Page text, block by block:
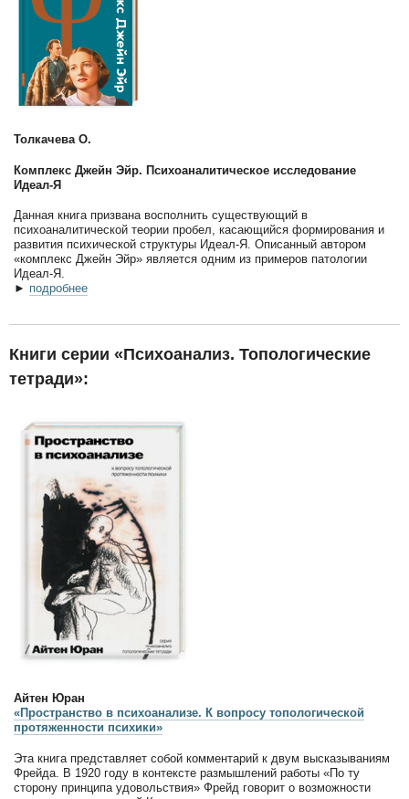
Толкачева О.
Комплекс Джейн Эйр. Психоаналитическое исследование
Идеал-Я
Данная книга призвана восполнить существующий в
психоаналитической теории пробел, касающийся формирования и
развития психической структуры Идеал-Я. Описанный автором
«комплекс Джейн Эйр» является одним из примеров патологии
Идеал-Я.
► подробнее
Книги серии «Психоанализ. Топологические
тетради»:
Айтен Юран
«Пространство в психоанализе. К вопросу топологической
протяженности психики»
Эта книга представляет собой комментарий к двум высказываниям
Фрейда. В 1920 году в контексте размышлений работы «По ту
сторону принципа удовольствия» Фрейд говорит о возможности